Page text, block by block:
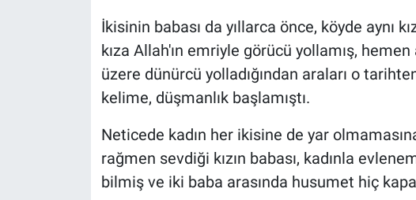
İkisinin babası da yıllarca önce, köyde aynı
kıza Allah'ın emriyle görücü yollamış,
üzere dünürcü yolladığından araları o
kelime, düşmanlık başlamıştı.
Neticede kadın her ikisine de yar
rağmen sevdiği kızın babası, kadınla
bilmiş ve iki baba arasında husumet hiç